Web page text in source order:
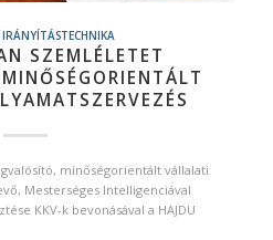
IRÁNYÍTÁSTECHNIKA
SZEMLÉLETET
minőségorientált vállalati
Mesterséges Intelligenciával
KKV-k bevonásával a HAJDU